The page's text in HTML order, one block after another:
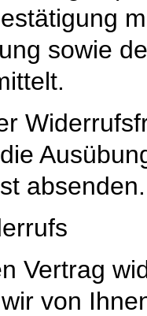
sowie
absenden.
Vertrag
von